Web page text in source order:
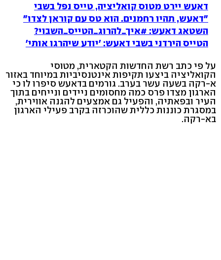
דאעש יירט מטוס קואליציה, טייס נפל בשבי
"דאעש, תהיו רחמנים. הוא טס עם קוראן לצדו"
השטאג דאעש: #איך_להרוג_הטייס_השבוי?
הטייס הירדני בשבי דאעש: 'יודע שיהרגו אותי'
על פי כתב רשת החדשות הקטארית, מטוסי
הקואליציה ביצעו תקיפות אינטנסיביות במיוחד באזור
א-רקה בשעה עשר בערב. גורמים בדאעש סיפרו לו כי
הארגון מצדו פרס כמה מחסומים ניידים ונייחים בתוך
העיר ובפאתיה, והפעיל גם אמצעים להגנה אווירית,
במסגרת כוננות כללית שהוכרזה בקרב פעילי הארגון
בא-רקה.